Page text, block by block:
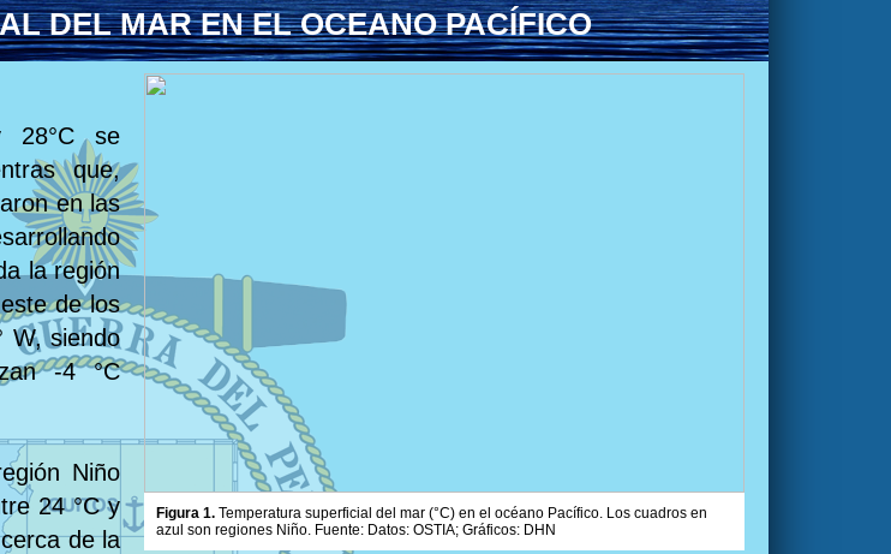
DEL MAR EN EL OCEANO PACÍFICO
28°C se
que,
en las
la región
de los
W, siendo
-4 °C
Niño
24 °C y
de la
Figura 1. Temperatura superficial del mar (°C) en el océano Pacífico. Los cuadros en
azul son regiones Niño. Fuente: Datos: OSTIA; Gráficos: DHN